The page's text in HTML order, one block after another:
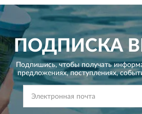
ПОДПИСКА
Подпишись, чтобы получать
предложениях,поступлениях,